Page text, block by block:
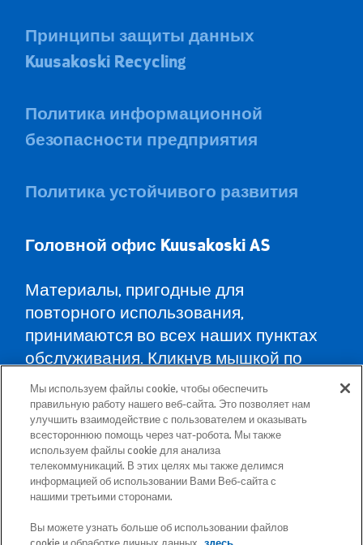
Принципы защиты данных
Kuusakoski Recycling
Политика информационной
безопасности предприятия
Политика устойчивого развития
Головной офис Kuusakoski AS
Материалы, пригодные для
повторного использования,
принимаются во всех наших пунктах
обслуживания. Кликнув мышкой по
карте, Вы найдёте пункты
обслуживания во всех уездах и
указания, как туда доехать.
Почтовый адрес: Betooni 12, 13816 Tallinn
(Эстония)
Бесплатный короткий номер 13660
Мы используем файлы cookie, чтобы обеспечить
правильную работу нашего веб-сайта. Это позволяет нам
улучшить взаимодействие с пользователем и оказывать
всестороннюю помощь через чат-робота. Мы также
используем файлы cookie для анализа
телекоммуникаций. В этих целях мы также делимся
информацией об использовании Вами Веб-сайта с
нашими третьими сторонами.
Вы можете узнать больше об использовании файлов